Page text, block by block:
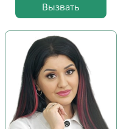
Вызвать